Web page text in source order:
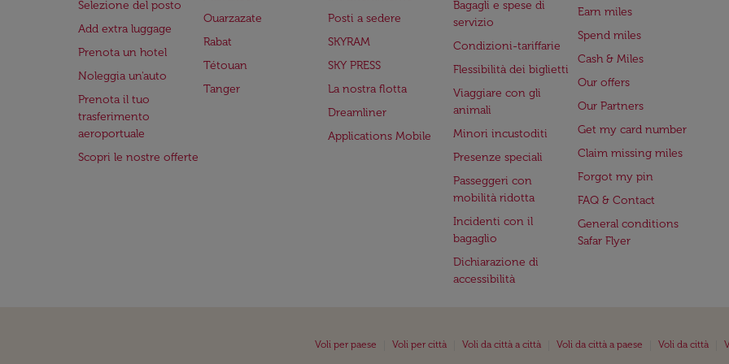
Selezione del posto
Add extra luggage
Prenota un hotel
Noleggia un'auto
Prenota il tuo
trasferimento
aeroportuale
Scopri le nostre offerte
Ouarzazate
Rabat
Tétouan
Tanger
Posti a sedere
SKYRAM
SKY PRESS
La nostra flotta
Dreamliner
Applications Mobile
Bagagli e spese di
servizio
Condizioni-tariffarie
Flessibilità dei biglietti
Viaggiare con gli
animali
Minori incustoditi
Presenze speciali
Passeggeri con
mobilità ridotta
Incidenti con il
bagaglio
Dichiarazione di
accessibilità
Earn miles
Spend miles
Cash & Miles
Our offers
Our Partners
Get my card number
Claim missing miles
Forgot my pin
FAQ & Contact
General conditions
Safar Flyer
Voli per paese Voli per città Voli da città a città Voli da città a paese Voli da città